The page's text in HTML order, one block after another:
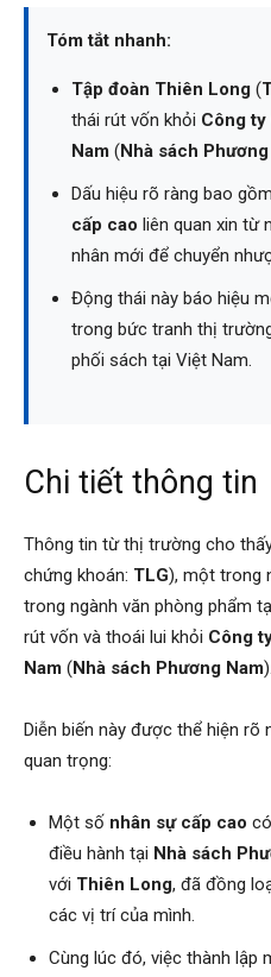
Tóm tắt nhanh:
Tập đoàn Thiên Long (
thái rút vốn khỏi Công ty
Nam (Nhà sách
Dấu hiệu rõ ràng bao
cấp cao liên quan xin từ
nhân mới để chuyển
Động thái này báo hiệu
trong bức tranh thị
phối sách tại Việt Nam.
Chi tiết thông tin
Thông tin từ thị trường cho
chứng khoán: TLG), một trong
trong ngành văn phòng phẩm
rút vốn và thoái lui khỏi Công
Nam (Nhà sách Phương Nam).
Diễn biến này được thể hiện
quan trọng:
Một số nhân sự cấp cao
điều hành tại Nhà sách
với Thiên Long, đã đồng
các vị trí của mình.
Cùng lúc đó, việc thành lập